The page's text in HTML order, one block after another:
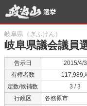
選挙
岐阜県（ぎふけん）
岐阜県議会議員
告示日 2015/4/3
有権者数
117,989
定数/候補数
3 / 3
行政区
各務原市